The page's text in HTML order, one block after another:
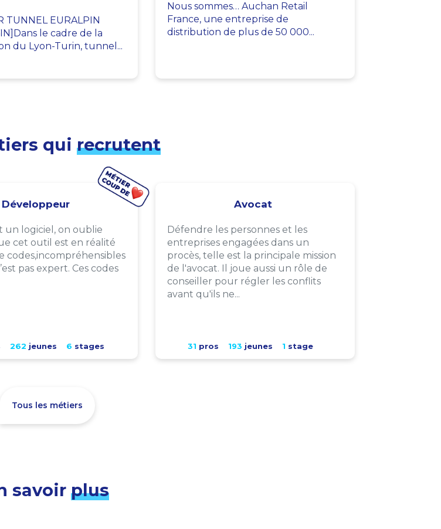
TUNNEL EURALPIN
le cadre de la
du Lyon-Turin, tunnel...
Nous sommes… Auchan Retail
France, une entreprise de
distribution de plus de 50 000...
qui recrutent
Développeur
un logiciel, on oublie
cet outil est en réalité
codes,incompréhensibles
pas expert. Ces codes
262 jeunes 6 stages
Avocat
Défendre les personnes et les
entreprises engagées dans un
procès, telle est la principale mission
de l'avocat. Il joue aussi un rôle de
conseiller pour régler les conflits
avant qu'ils ne...
31 pros 193 jeunes 1 stage
Tous les métiers
savoir plus